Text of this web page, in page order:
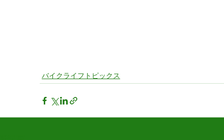
バイクライフトピックス